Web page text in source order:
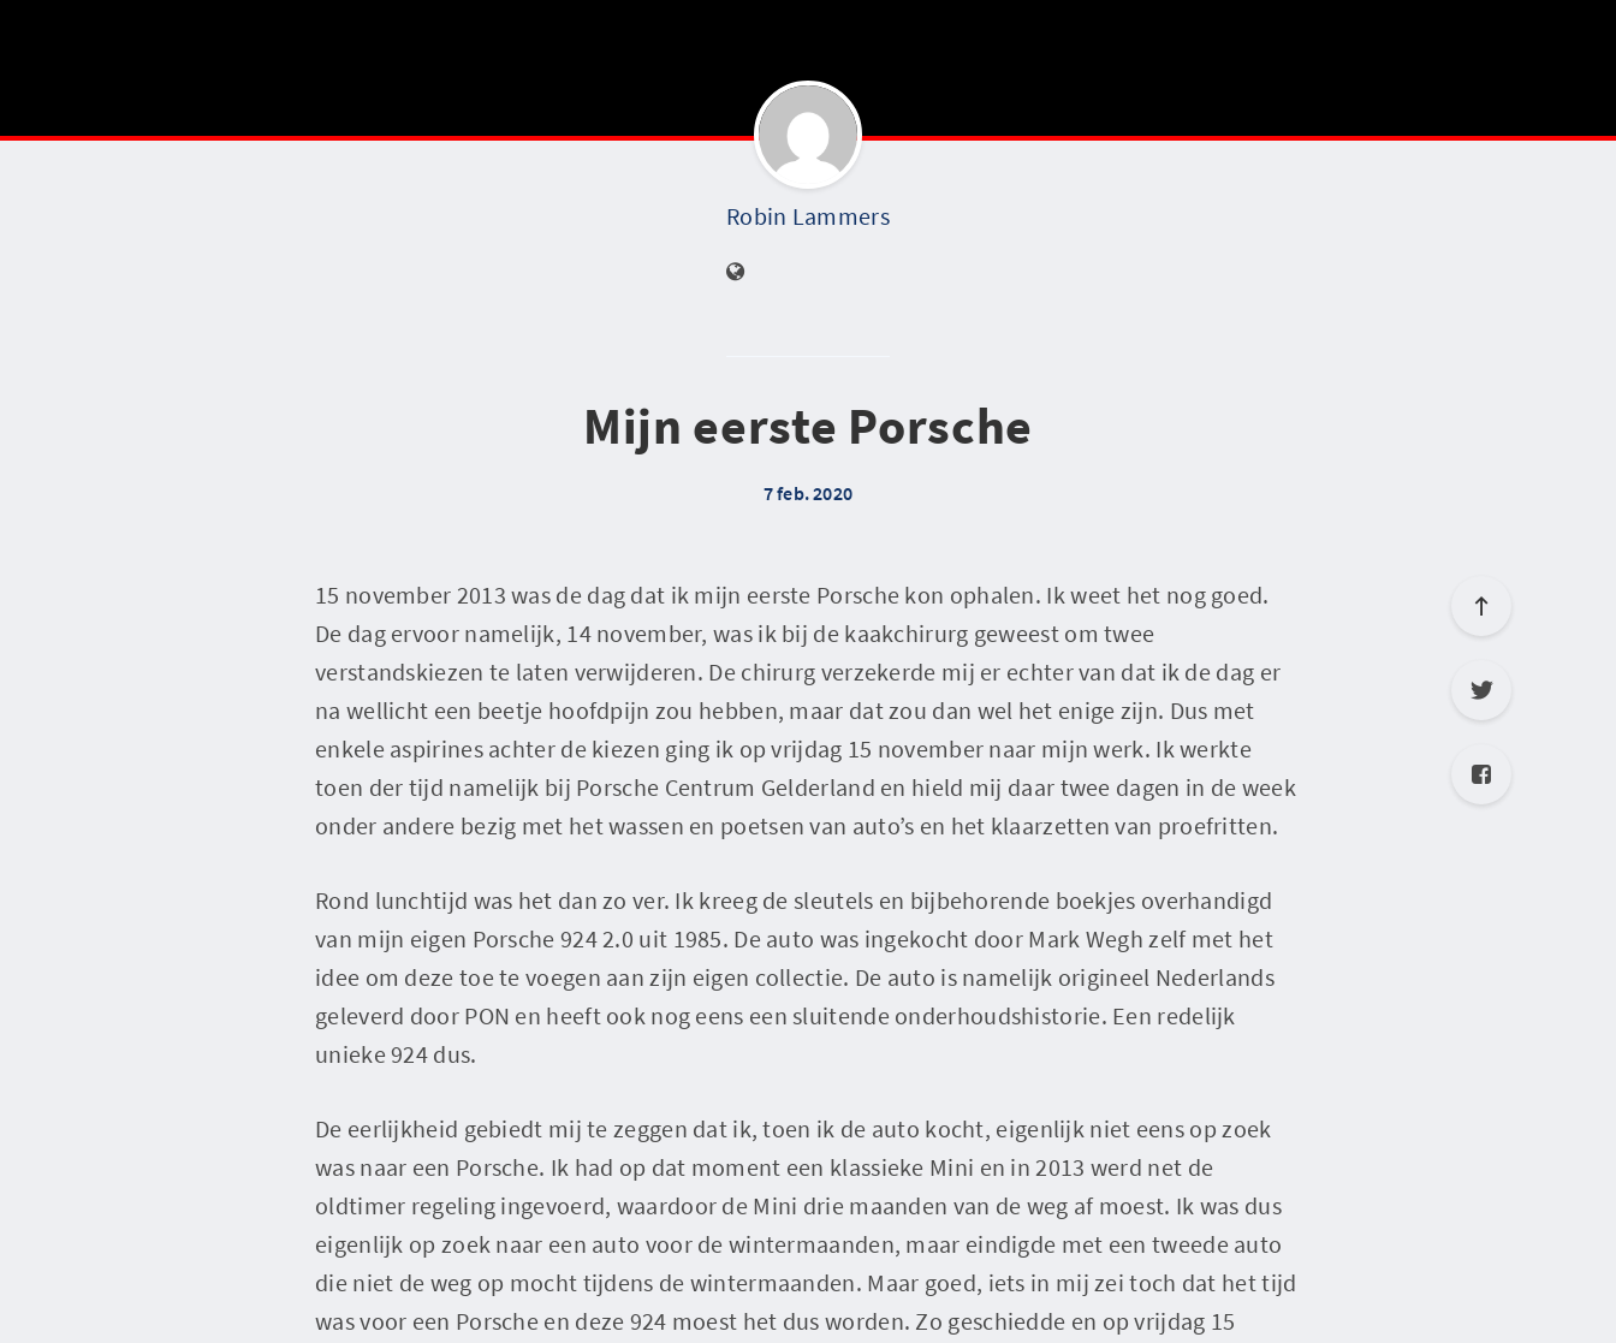
Robin Lammers
Mijn eerste Porsche
7 feb. 2020
15 november 2013 was de dag dat ik mijn eerste Porsche kon ophalen. Ik weet het nog goed.
De dag ervoor namelijk, 14 november, was ik bij de kaakchirurg geweest om twee
verstandskiezen te laten verwijderen. De chirurg verzekerde mij er echter van dat ik de dag er
na wellicht een beetje hoofdpijn zou hebben, maar dat zou dan wel het enige zijn. Dus met
enkele aspirines achter de kiezen ging ik op vrijdag 15 november naar mijn werk. Ik werkte
toen der tijd namelijk bij Porsche Centrum Gelderland en hield mij daar twee dagen in de week
onder andere bezig met het wassen en poetsen van auto’s en het klaarzetten van proefritten.
Rond lunchtijd was het dan zo ver. Ik kreeg de sleutels en bijbehorende boekjes overhandigd
van mijn eigen Porsche 924 2.0 uit 1985. De auto was ingekocht door Mark Wegh zelf met het
idee om deze toe te voegen aan zijn eigen collectie. De auto is namelijk origineel Nederlands
geleverd door PON en heeft ook nog eens een sluitende onderhoudshistorie. Een redelijk
unieke 924 dus.
De eerlijkheid gebiedt mij te zeggen dat ik, toen ik de auto kocht, eigenlijk niet eens op zoek
was naar een Porsche. Ik had op dat moment een klassieke Mini en in 2013 werd net de
oldtimer regeling ingevoerd, waardoor de Mini drie maanden van de weg af moest. Ik was dus
eigenlijk op zoek naar een auto voor de wintermaanden, maar eindigde met een tweede auto
die niet de weg op mocht tijdens de wintermaanden. Maar goed, iets in mij zei toch dat het tijd
was voor een Porsche en deze 924 moest het dus worden. Zo geschiedde en op vrijdag 15